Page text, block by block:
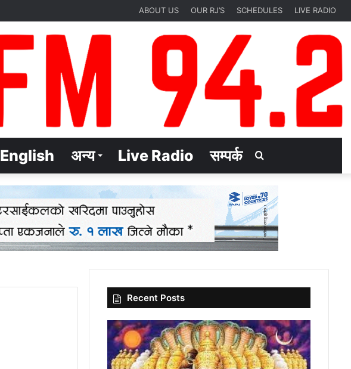
ABOUT US OUR RJ’S SCHEDULES LIVE RADIO
English अन्य Live Radio सम्पर्क
for
Recent Posts